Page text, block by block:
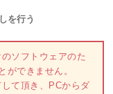
を行う
ソフトウェアのた
ができません。
て頂き、PCからダ